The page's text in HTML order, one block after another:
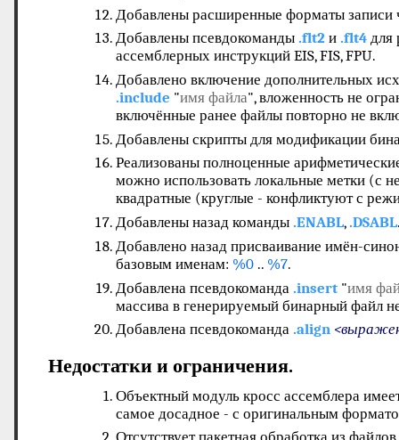
Добавлены расширенные форматы записи
Добавлены псевдокоманды .flt2и .flt4для
ассемблерных инструкций EIS, FIS, FPU.
Добавлено включение дополнительных
.include "имя файла", вложенность не
включённые ранее файлы повторно не
Добавлены скрипты для модификации
Реализованы полноценные
можно использовать локальные метки (с
квадратные (круглые - конфликтуют с
Добавлены назад команды .ENABL,.DSABL
Добавлено назад присваивание имён-
базовым именам: %0.. %7.
Добавлена псевдокоманда .insert"имя
массива в генерируемый бинарный файл
Добавлена псевдокоманда .align
Недостатки и ограничения.
Объектный модуль кросс ассемблера
самое досадное - с оригинальным